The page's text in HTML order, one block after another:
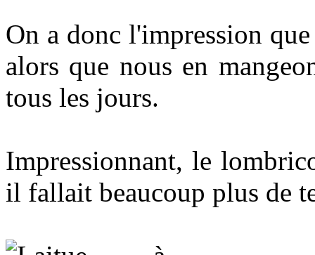
On a donc l'impression
alors que nous en
tous les jours.
Impressionnant, le
il fallait beaucoup plus de